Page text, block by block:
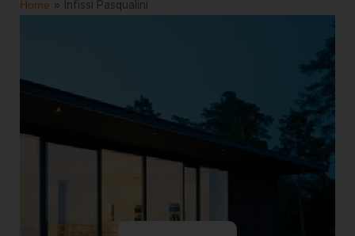
Home » Infissi Pasqualini